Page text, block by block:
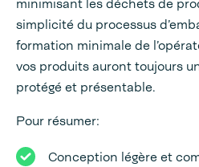
minimisant les déchets de
simplicité du processus
formation minimale de
vos produits auront toujours
protégé et présentable.
Pour résumer:
Conception légère et